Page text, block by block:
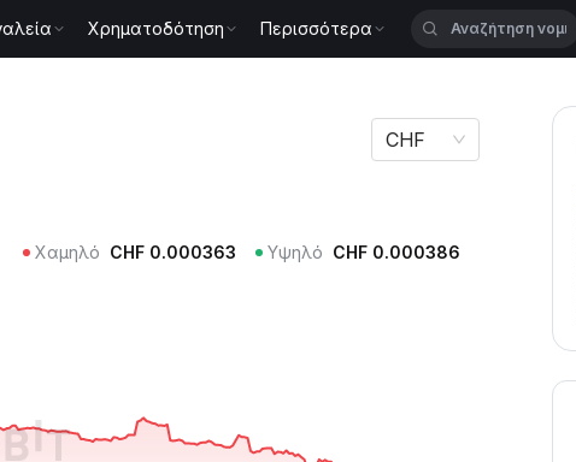
Χρηματοδότηση Περισσότερα
CHF
Χαμηλό CHF 0.000363 Υψηλό CHF 0.000386